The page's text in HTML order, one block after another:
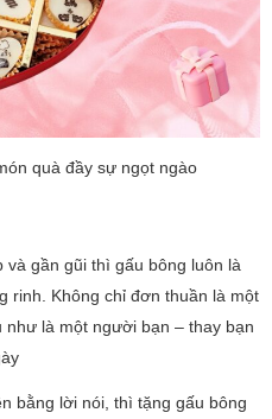
quà đầy sự ngọt ngào
gần gũi thì gấu bông luôn là
rinh. Không chỉ đơn thuần là một
là một người bạn – thay bạn
bằng lời nói, thì tặng gấu bông